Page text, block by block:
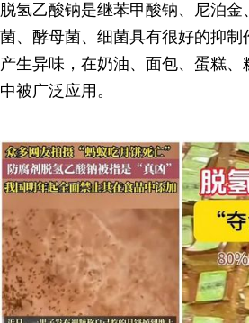
脱氢乙酸钠是继苯甲酸钠、尼泊
菌、酵母菌、细菌具有很好的抑
产生异味，在奶油、面包、蛋糕
中被广泛应用。